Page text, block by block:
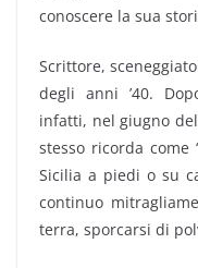
conoscere la sua
Scrittore,
degli anni ’40.
infatti, nel giugno
stesso ricorda
Sicilia a piedi o su
continuo
terra, sporcarsi di